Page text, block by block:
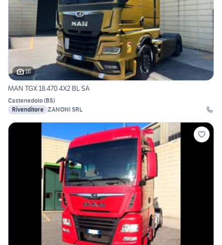
16
MAN TGX 18.470 4X2 BL SA
Castenedolo(BS)
Rivenditore ZANONI SRL